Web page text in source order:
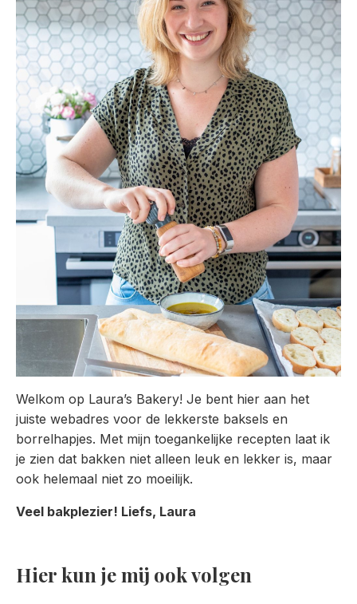
Welkom op Laura’s Bakery! Je bent hier aan het
juiste webadres voor de lekkerste baksels en
borrelhapjes. Met mijn toegankelijke recepten laat ik
je zien dat bakken niet alleen leuk en lekker is, maar
ook helemaal niet zo moeilijk.
Veel bakplezier! Liefs, Laura
Hier kun je mij ook volgen